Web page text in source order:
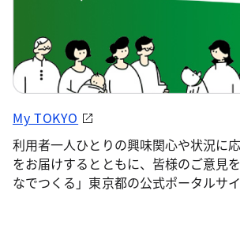
My TOKYO
利用者一人ひとりの興味関心や状況に
をお届けするとともに、皆様のご意見
なでつくる」東京都の公式ポータルサイ